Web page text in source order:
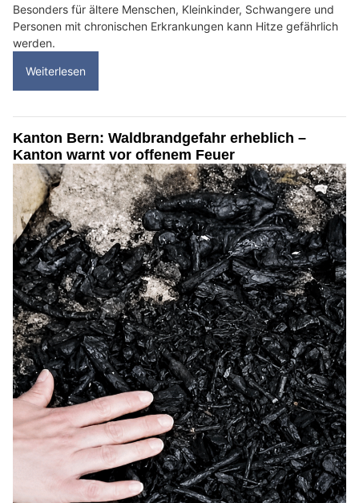
Besonders für ältere Menschen, Kleinkinder, Schwangere und
Personen mit chronischen Erkrankungen kann Hitze gefährlich
werden.
Weiterlesen
Kanton Bern: Waldbrandgefahr erheblich –
Kanton warnt vor offenem Feuer